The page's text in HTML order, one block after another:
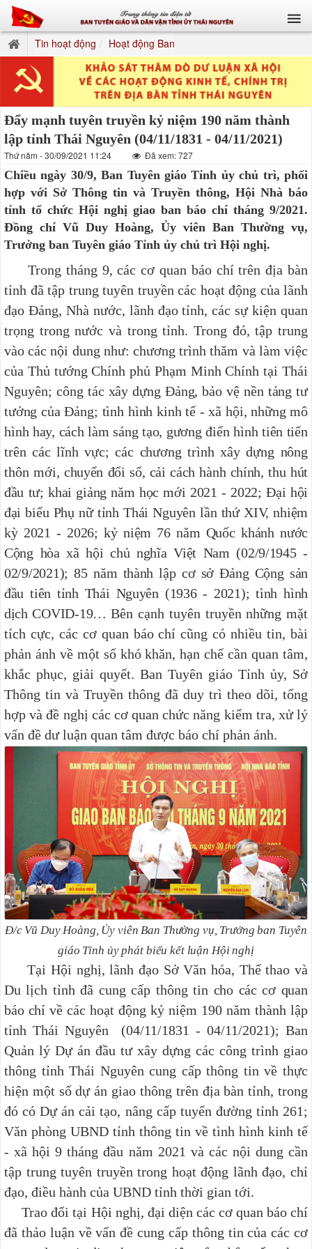
Tin hoạt động Hoạt động Ban
Đẩy mạnh tuyên truyền kỷ niệm 190 năm thành
lập tỉnh Thái Nguyên (04/11/1831 - 04/11/2021)
Thứ năm - 30/09/2021 11:24 Đã xem: 727
Chiều ngày 30/9, Ban Tuyên giáo Tỉnh ủy chủ trì, phối
hợp với Sở Thông tin và Truyền thông, Hội Nhà báo
tỉnh tổ chức Hội nghị giao ban báo chí tháng 9/2021.
Đồng chí Vũ Duy Hoàng, Ủy viên Ban Thường vụ,
Trưởng ban Tuyên giáo Tỉnh ủy chủ trì Hội nghị.
Trong tháng 9, các cơ quan báo chí trên địa bàn
tỉnh đã tập trung tuyên truyền các hoạt động của lãnh
đạo Đảng, Nhà nước, lãnh đạo tỉnh, các sự kiện quan
trọng trong nước và trong tỉnh. Trong đó, tập trung
vào các nội dung như: chương trình thăm và làm việc
của Thủ tướng Chính phủ Phạm Minh Chính tại Thái
Nguyên;công tác xây dựng Đảng, bảo vệ nền tảng tư
tưởng của Đảng; tình hình kinh tế - xã hội, những mô
hình hay, cách làm sáng tạo, gương điển hình tiên tiến
trên các lĩnh vực; các chương trình xây dựng nông
thôn mới, chuyển đổi số, cải cách hành chính, thu hút
đầu tư; khai giảng năm học mới 2021 - 2022; Đại hội
đại biểu Phụ nữ tỉnh Thái Nguyên lần thứ XIV, nhiệm
kỳ 2021 - 2026; kỷ niệm 76 năm Quốc khánh nước
Cộng hòa xã hội chủ nghĩa Việt Nam (02/9/1945 -
02/9/2021); 85 năm thành lập cơ sở Đảng Cộng sản
đầu tiên tỉnh Thái Nguyên (1936 - 2021); tình hình
dịch COVID-19…Bên cạnh tuyên truyền những mặt
tích cực, các cơ quan báo chí cũng có nhiều tin, bài
phản ánh về một số khó khăn, hạn chế cần quan tâm,
khắc phục, giải quyết. Ban Tuyên giáo Tỉnh ủy, Sở
Thông tin và Truyền thông đã duy trì theo dõi, tổng
hợp và đề nghị các cơ quan chức năng kiểm tra, xử lý
vấn đề dư luận quan tâm được báo chí phản ánh.
Đ/c Vũ Duy Hoàng, Ủy viên Ban Thường vụ, Trưởng ban Tuyên
giáo Tỉnh ủyphát biểu kết luận Hội nghị
Tại Hội nghị, lãnh đạo Sở Văn hóa, Thể thao và
Du lịch tỉnh đã cung cấp thông tin cho các cơ quan
báo chí về các hoạt động kỷ niệm 190 năm thành lập
tỉnh Thái Nguyên (04/11/1831 - 04/11/2021); Ban
Quản lý Dự án đầu tư xây dựng các công trình giao
thông tỉnh Thái Nguyên cung cấp thông tin về thực
hiện một số dự án giao thông trên địa bàn tỉnh, trong
đó có Dự án cải tạo, nâng cấp tuyến đường tỉnh 261;
Văn phòng UBND tỉnh thông tin về tình hình kinh tế
- xã hội 9 tháng đầu năm 2021 và các nội dung cần
tập trung tuyên truyền trong hoạt động lãnh đạo, chỉ
đạo, điều hành của UBND tỉnh thời gian tới.
Trao đổi tại Hội nghị, đại diện các cơ quan báo chí
đã thảo luận về vấn đề cung cấp thông tin của các cơ